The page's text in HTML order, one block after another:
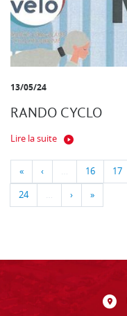
13/05/24
RANDO CYCLO
Lire la suite
« ‹ … 16 17
24 … › »